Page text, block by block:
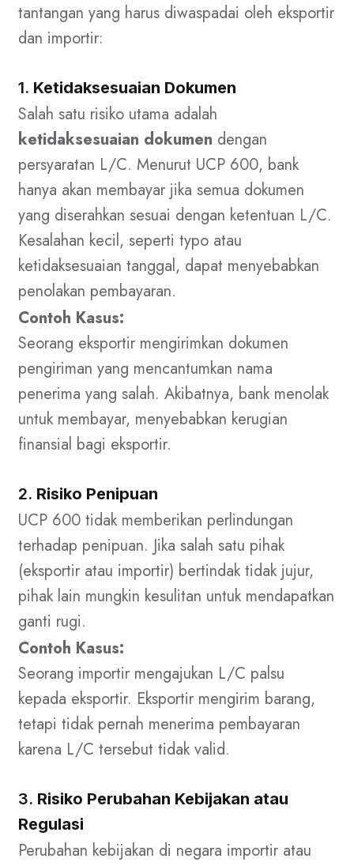
tantangan yang harus diwaspadai oleh eksportir
dan importir:
1. Ketidaksesuaian Dokumen
Salah satu risiko utama adalah
ketidaksesuaian dokumen dengan
persyaratan L/C. Menurut UCP 600, bank
hanya akan membayar jika semua dokumen
yang diserahkan sesuai dengan ketentuan L/C.
Kesalahan kecil, seperti typo atau
ketidaksesuaian tanggal, dapat menyebabkan
penolakan pembayaran.
Contoh Kasus:
Seorang eksportir mengirimkan dokumen
pengiriman yang mencantumkan nama
penerima yang salah. Akibatnya, bank menolak
untuk membayar, menyebabkan kerugian
finansial bagi eksportir.
2. Risiko Penipuan
UCP 600 tidak memberikan perlindungan
terhadap penipuan. Jika salah satu pihak
(eksportir atau importir) bertindak tidak jujur,
pihak lain mungkin kesulitan untuk mendapatkan
ganti rugi.
Contoh Kasus:
Seorang importir mengajukan L/C palsu
kepada eksportir. Eksportir mengirim barang,
tetapi tidak pernah menerima pembayaran
karena L/C tersebut tidak valid.
3. Risiko Perubahan Kebijakan atau
Regulasi
Perubahan kebijakan di negara importir atau